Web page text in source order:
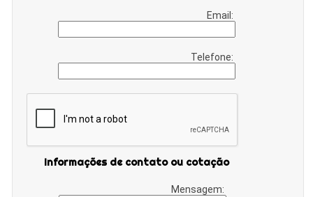
Email:
Telefone:
Informações de contato ou cotação
Mensagem: